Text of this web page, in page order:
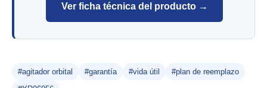
Ver ficha técnica del producto →
#agitador orbital #garantía #vida útil
#plan de reemplazo